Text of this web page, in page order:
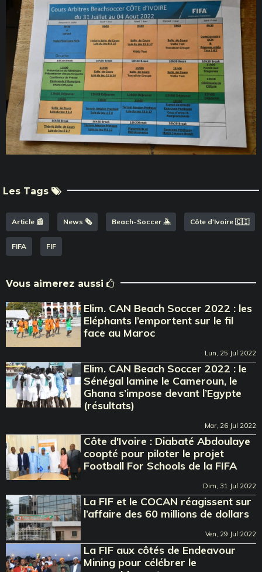
Les Tags
Article 📰 News 🗞️ Beach-Soccer 🤽 Côte d'Ivoire 🇨🇮
FIFA FIF
Vous aimerez aussi
Elim. CAN Beach Soccer 2022 : les
Eléphants l’emportent sur le fil
face au Maroc
Lun, 25 Jul 2022
Elim. CAN Beach Soccer 2022 : le
Sénégal lamine le Cameroun, le
Ghana s’impose devant l’Egypte
(résultats)
Mar, 26 Jul 2022
Côte d'Ivoire : Diabaté Abdoulaye
coopté pour piloter le projet
Football For Schools de la FIFA
Dim, 31 Jul 2022
La FIF et le COCAN réagissent sur
l’affaire des 60 millions de dollars
Ven, 29 Jul 2022
La FIF aux côtés de Endeavour
Mining pour célébrer le